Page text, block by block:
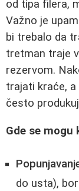
od tipa filera,
Važno je
bi trebalo da
tretman traje
rezervom.
trajati kraće, a
često
Gde se
do usta),